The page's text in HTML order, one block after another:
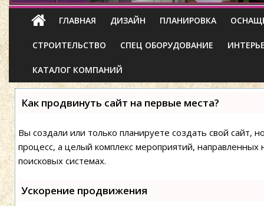
ГЛАВНАЯ ДИЗАЙН ПЛАНИРОВКА
СТРОИТЕЛЬСТВО СПЕЦ ОБОРУДОВАНИЕ
КАТАЛОГ КОМПАНИЙ
Как продвинуть сайт на первые места?
Вы создали или только планируете создать свой сайт,
процесс, а целый комплекс мероприятий,
поисковых системах.
Ускорение продвижения